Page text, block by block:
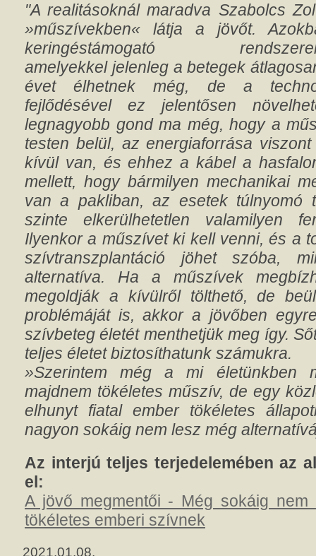
"A realitásoknál maradva Szabolcs
»műszívekben« látja a jövőt.
keringéstámogató
amelyekkel jelenleg a betegek
évet élhetnek még, de a
fejlődésével ez jelentősen
legnagyobb gond ma még, hogy a
testen belül, az energiaforrása
kívül van, és ehhez a kábel a
mellett, hogy bármilyen mechanikai
van a pakliban, az esetek túlnyomó
szinte elkerülhetetlen valamilyen
Ilyenkor a műszívet ki kell venni, és a
szívtranszplantáció jöhet szóba,
alternatíva. Ha a műszívek
megoldják a kívülről tölthető, de
problémáját is, akkor a jövőben
szívbeteg életét menthetjük meg így.
teljes életet biztosíthatunk számukra.
»Szerintem még a mi életünkben
majdnem tökéletes műszív, de egy
elhunyt fiatal ember tökéletes
nagyon sokáig nem lesz még
Az interjú teljes terjedelemében az
el:
A jövő megmentői - Még sokáig nem
tökéletes emberi szívnek
2021.01.08.